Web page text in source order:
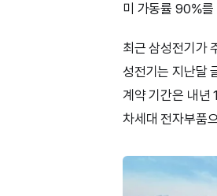
미 가동률 90%
최근 삼성전기가
성전기는 지난달
계약 기간은 내년
차세대 전자부품